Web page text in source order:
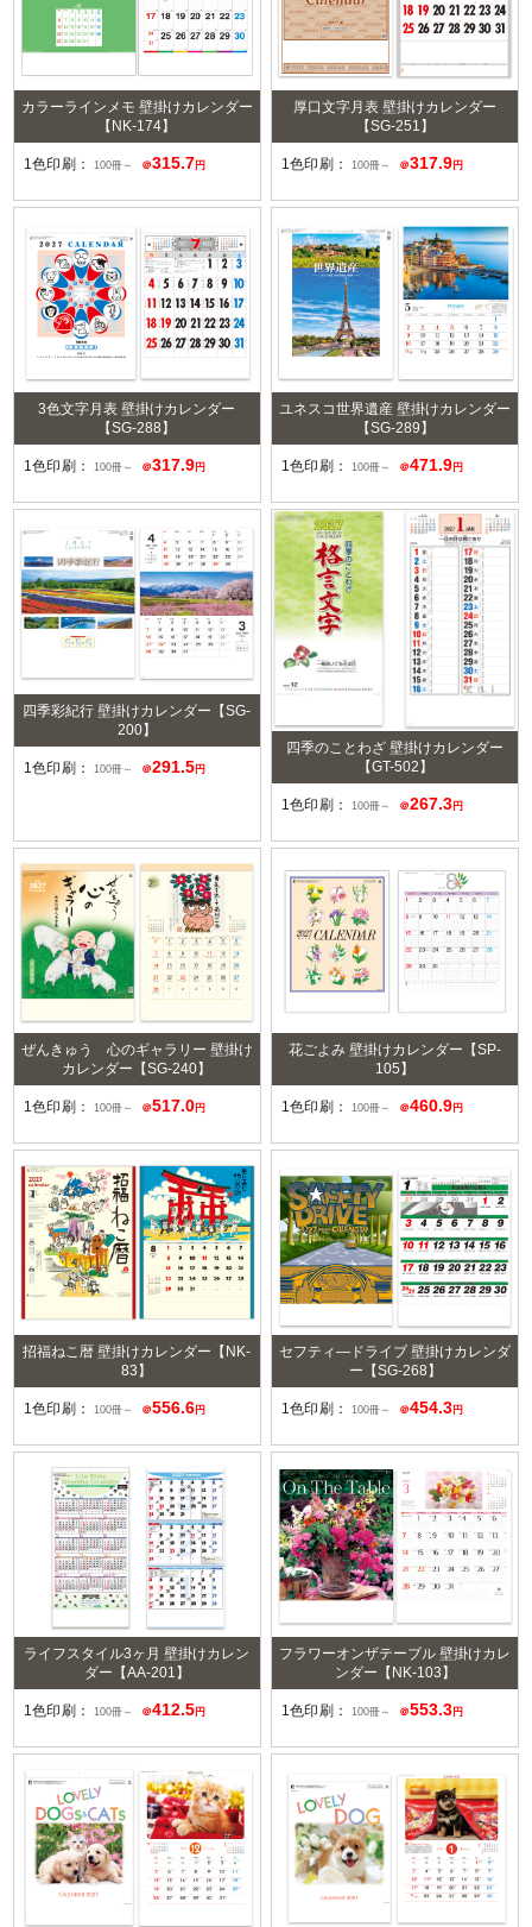
カラーラインメモ 壁掛けカレンダー
【NK-174】
1色印刷： 100冊～ ＠315.7 円
厚口文字月表 壁掛けカレンダー
【SG-251】
1色印刷： 100冊～ ＠317.9 円
3色文字月表 壁掛けカレンダー
【SG-288】
1色印刷： 100冊～ ＠317.9 円
ユネスコ世界遺産 壁掛けカレンダー
【SG-289】
1色印刷： 100冊～ ＠471.9 円
四季彩紀行 壁掛けカレンダー【SG-
200】
1色印刷： 100冊～ ＠291.5 円
四季のことわざ 壁掛けカレンダー
【GT-502】
1色印刷： 100冊～ ＠267.3 円
ぜんきゅう 心のギャラリー 壁掛け
カレンダー【SG-240】
1色印刷： 100冊～ ＠517.0 円
花ごよみ 壁掛けカレンダー【SP-
105】
1色印刷： 100冊～ ＠460.9 円
招福ねこ暦 壁掛けカレンダー【NK-
83】
1色印刷： 100冊～ ＠556.6 円
セフティ―ドライブ 壁掛けカレンダ
ー【SG-268】
1色印刷： 100冊～ ＠454.3 円
ライフスタイル3ヶ月 壁掛けカレン
ダー【AA-201】
1色印刷： 100冊～ ＠412.5 円
フラワーオンザテーブル 壁掛けカレ
ンダー【NK-103】
1色印刷： 100冊～ ＠553.3 円